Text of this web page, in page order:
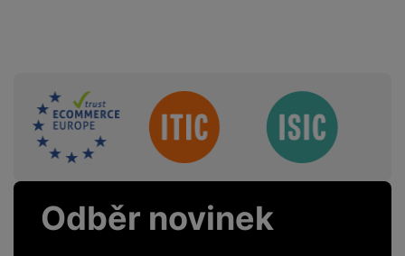
Sdružení
Odběr novinek